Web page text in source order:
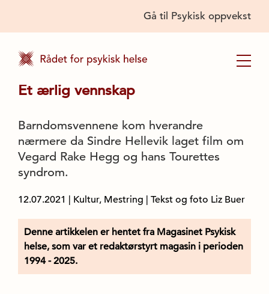
Gå til Psykisk oppvekst
Et ærlig vennskap
Barndomsvennene kom hverandre
nærmere da Sindre Hellevik laget film om
Vegard Rake Hegg og hans Tourettes
syndrom.
12.07.2021 Kultur, Mestring | Tekst og foto Liz Buer
Denne artikkelen er hentet fra Magasinet Psykisk
helse, som var et redaktørstyrt magasin i perioden
1994 - 2025.